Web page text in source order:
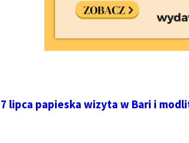
7 lipca papieska wizyta w Bari i